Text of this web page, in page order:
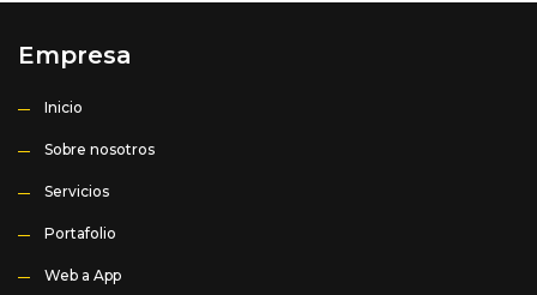
Empresa
Inicio
Sobre nosotros
Servicios
Portafolio
Web a App